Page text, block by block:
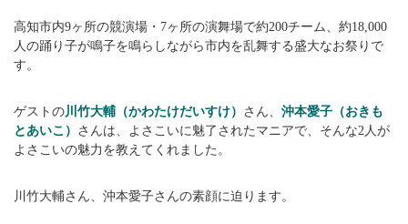
高知市内9ヶ所の競演場・7ヶ所の演舞場で約200チーム、約18,000
人の踊り子が鳴子を鳴らしながら市内を乱舞する盛大なお祭りで
す。
ゲストの川竹大輔（かわたけだいすけ） さん、 沖本愛子（おきも
とあいこ） さんは、よさこいに魅了されたマニアで、そんな2人が
よさこいの魅力を教えてくれました。
川竹大輔さん、沖本愛子さんの素顔に迫ります。